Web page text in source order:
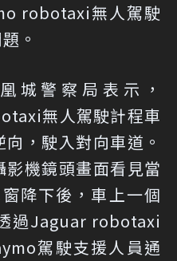
robotaxi無人駕駛
。
城警察局表示，
無人駕駛計程車
，駛入對向車道。
機鏡頭畫面看見當
降下後，車上一個
過Jaguar robotaxi
駕駛支援人員通